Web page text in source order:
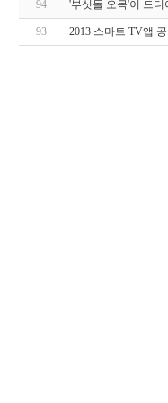
94 '부싯돌 오목'이 드
93 2013 스마트 TV앱